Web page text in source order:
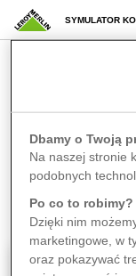
SYMULATOR
koloru
Dbamy o Twoją
Na naszej stronie
podobnych
Po co to robimy?
Dzięki nim
marketingowe, w
oraz pokazywać